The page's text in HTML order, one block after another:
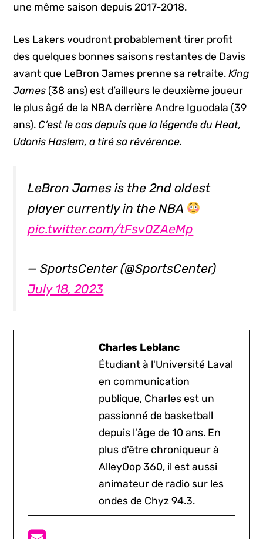
une même saison depuis 2017-2018.
Les Lakers voudront probablement tirer profit
des quelques bonnes saisons restantes de Davis
avant que LeBron James prenne sa retraite.King
James (38 ans) est d’ailleurs le deuxième joueur
le plus âgé de la NBA derrière Andre Iguodala (39
ans).C’est le cas depuis que la légende du Heat,
Udonis Haslem, a tiré sa révérence.
LeBron James is the 2nd oldest
player currently in the NBA
pic.twitter.com/tFsv0ZAeMp
— SportsCenter (@SportsCenter)
July 18, 2023
Charles Leblanc
Étudiant à l'Université Laval
en communication
publique, Charles est un
passionné de basketball
depuis l'âge de 10 ans. En
plus d'être chroniqueur à
AlleyOop 360, il est aussi
animateur de radio sur les
ondes de Chyz 94.3.